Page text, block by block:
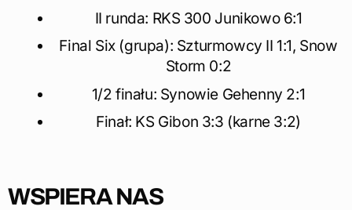
II runda: RKS 300 Junikowo 6:1
Final Six (grupa): Szturmowcy II 1:1, Snow
Storm 0:2
1/2 finału: Synowie Gehenny 2:1
Finał: KS Gibon 3:3 (karne 3:2)
WSPIERA NAS